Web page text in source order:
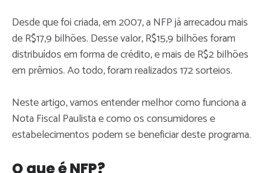
Desde que foi criada, em 2007, a NFP já arrecadou mais
de R$17,9 bilhões. Desse valor, R$15,9 bilhões foram
distribuídos em forma de crédito, e mais de R$2 bilhões
em prêmios. Ao todo, foram realizados 172 sorteios.
Neste artigo, vamos entender melhor como funciona a
Nota Fiscal Paulista e como os consumidores e
estabelecimentos podem se beneficiar deste programa.
O que é NFP?